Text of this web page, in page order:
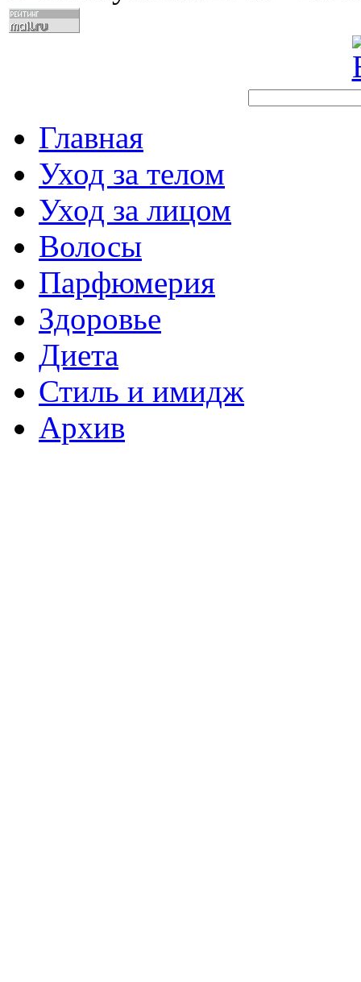
Главная
Уход за телом
Уход за лицом
Волосы
Парфюмерия
Здоровье
Диета
Стиль и имидж
Архив